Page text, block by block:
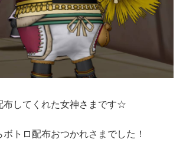
布してくれた女神さまです☆
トロ配布おつかれさまでした！